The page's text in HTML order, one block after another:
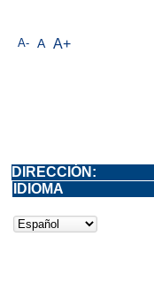
A- A A+
DIRECCIÓN:
IDIOMA